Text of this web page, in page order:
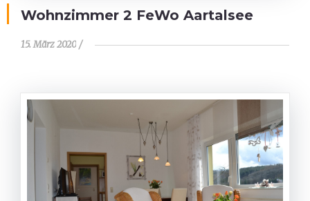
Wohnzimmer 2 FeWo Aartalsee
15. März 2020